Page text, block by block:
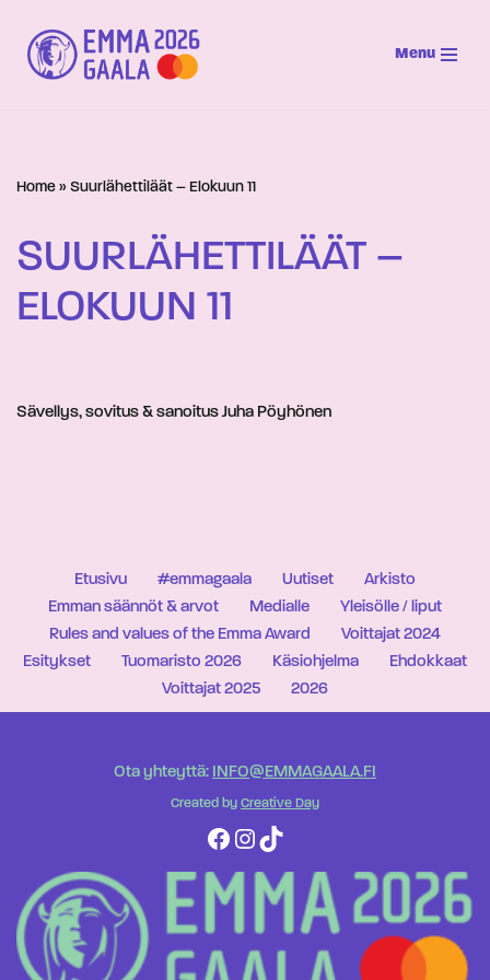
Siirry
suoraan
Menu
Home » Suurlähettiläät – Elokuun 11
SUURLÄHETTILÄÄT –
ELOKUUN 11
Sävellys, sovitus & sanoitus Juha Pöyhönen
Etusivu #emmagaala Uutiset
Arkisto
Emman säännöt & arvot
Medialle
Yleisölle / liput
Rules and values of the Emma Award
Voittajat 2024
Esitykset
Tuomaristo 2026 Käsiohjelma
Ehdokkaat
Voittajat 2025
2026
Ota yhteyttä: INFO@EMMAGAALA.FI
Created by Creative Day